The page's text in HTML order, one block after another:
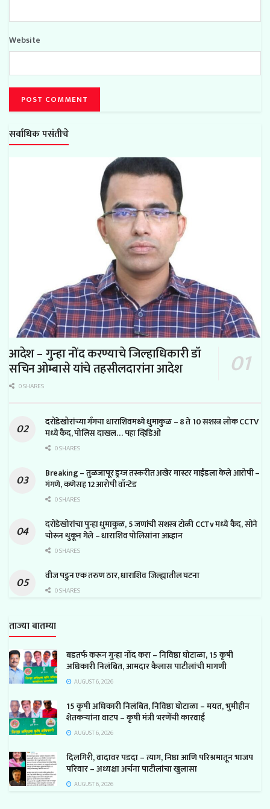
Website
सर्वाधिक पसंतीचे
आदेश – गुन्हा नोंद करण्याचे जिल्हाधिकारी डॉ
सचिन ओम्बासे यांचे तहसीलदारांना आदेश
0 SHARES
दरोडेखोरांच्या गँगचा धाराशिवमध्ये धुमाकुळ – 8 ते 10 सशस्त्र लोक CCTV
मध्ये कैद, पोलिस दाखल… पहा व्हिडिओ
0 SHARES
Breaking – तुळजापूर ड्रग्ज तस्करीत अखेर मास्टर माईंडला केले आरोपी –
गंगणे, कणेसह 12 आरोपी वॉन्टेड
0 SHARES
दरोडेखोरांचा पुन्हा धुमाकुळ, 5 जणांची सशस्त्र टोळी CCTv मध्ये कैद, सोने
चोरून थुकून गेले – धाराशिव पोलिसांना आव्हान
0 SHARES
वीज पडुन एक तरुण ठार, धाराशिव जिल्ह्यातील घटना
0 SHARES
ताज्या बातम्या
बडतर्फ करून गुन्हा नोंद करा – निविष्ठा घोटाळा, 15 कृषी
अधिकारी निलंबित, आमदार कैलास पाटीलांची मागणी
AUGUST 6, 2026
15 कृषी अधिकारी निलंबित, निविष्ठा घोटाळा – मयत, भुमीहीन
शेतकऱ्यांना वाटप – कृषी मंत्री भरणेंची कारवाई
AUGUST 6, 2026
दिलगिरी, वादावर पडदा – त्याग, निष्ठा आणि परिश्रमातून भाजप
परिवार – अध्यक्षा अर्चना पाटीलांचा खुलासा
AUGUST 6, 2026